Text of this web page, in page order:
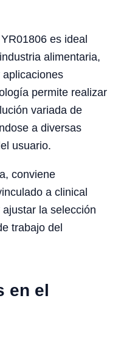
es ideal
alimentaria,
permite realizar
variada de
a diversas
usuario.
conviene
a clinical
la selección
trabajo del
en el